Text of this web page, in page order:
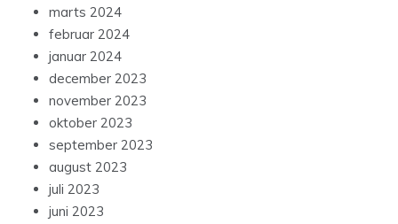
marts 2024
februar 2024
januar 2024
december 2023
november 2023
oktober 2023
september 2023
august 2023
juli 2023
juni 2023